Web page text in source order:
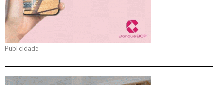
Publicidade